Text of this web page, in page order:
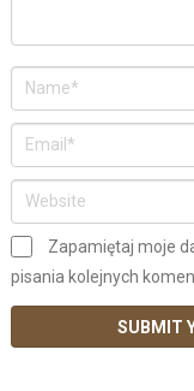
Zapamiętaj moje
pisania kolejnych